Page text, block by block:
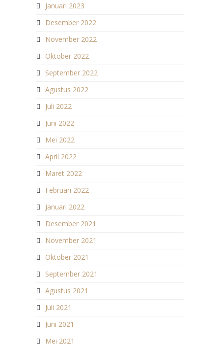
Januari 2023
Desember 2022
November 2022
Oktober 2022
September 2022
Agustus 2022
Juli 2022
Juni 2022
Mei 2022
April 2022
Maret 2022
Februari 2022
Januari 2022
Desember 2021
November 2021
Oktober 2021
September 2021
Agustus 2021
Juli 2021
Juni 2021
Mei 2021